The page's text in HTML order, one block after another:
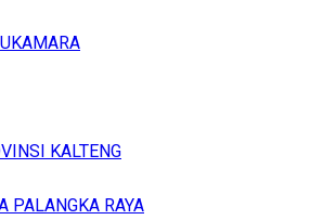
KALTENG
PALANGKA RAYA